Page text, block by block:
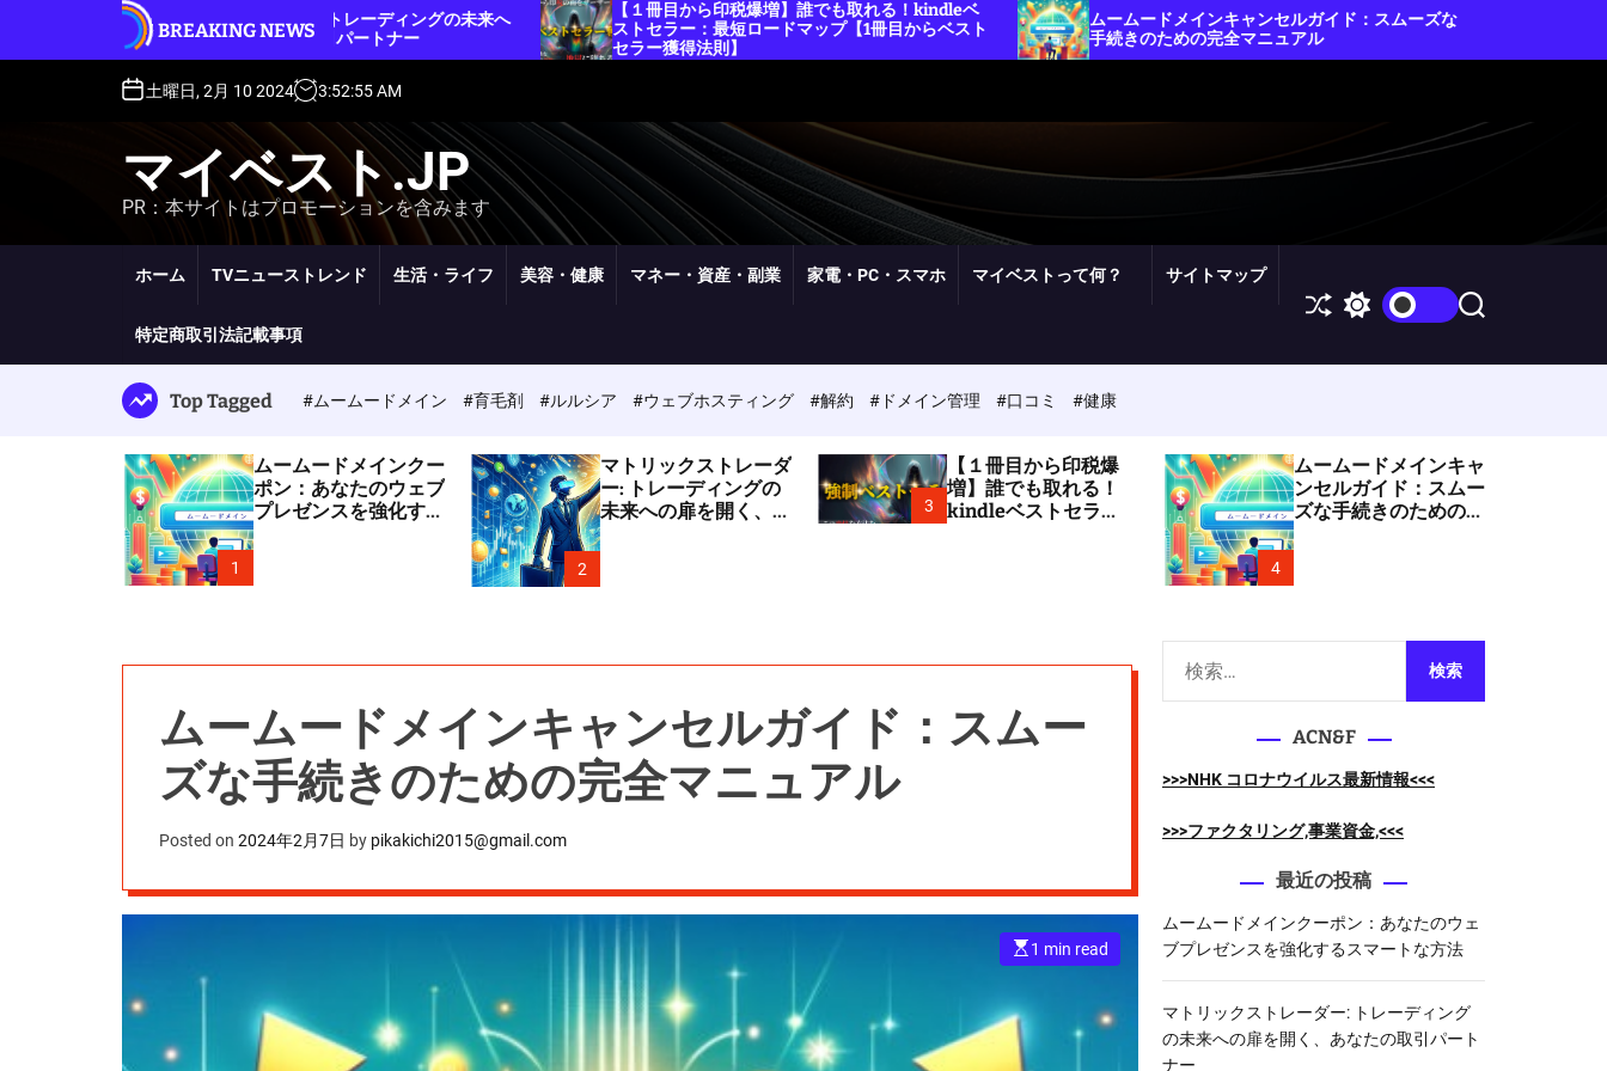
i
t
BREAKING NEWS
ストレーダー: トレーディングの未来へ
、あなたの取引パートナー
【１冊目から印税爆増】誰でも取れる！kindleベ
ストセラー：最短ロードマップ【1冊目からベスト
セラー獲得法則】
ムームードメインキャンセルガイド：スムーズな
手続きのための完全マニュアル
ムームードメインインボイスの
土曜日, 2月 10 2024 3:52:57AM
マイベスト.JP
PR：本サイトはプロモーションを含みます
ホーム TVニューストレンド 生活・ライフ 美容・健康 マネー・資産・副業 家電・PC・スマホ マイベストって何？ サイトマップ
特定商取引法記載事項
S
S
l
o
r
S
Top Tagged #ムームードメイン #育毛剤 #ルルシア #ウェブホスティング #解約 #ドメイン管理 #口コミ #健康
1
ムームードメインクー
ポン：あなたのウェブ
プレゼンスを強化する
2
マトリックストレーダ
ー: トレーディングの
未来への扉を開く、あ
3
【１冊目から印税爆
増】誰でも取れる！
kindleベストセラ
4
ムームードメインキャ
ンセルガイド：スムー
ズな手続きのための完
ムームードメインキャンセルガイド：スムー
ズな手続きのための完全マニュアル
Posted on 2024年2月7日 by pikakichi2015@gmail.com
E
s
m
a
e
1 min read
ACN&F
>>>NHK コロナウイルス最新情報<<<
>>>ファクタリング,事業資金,<<<
最近の投稿
ムームードメインクーポン：あなたのウェ
ブプレゼンスを強化するスマートな方法
マトリックストレーダー: トレーディング
の未来への扉を開く、あなたの取引パート
ナー